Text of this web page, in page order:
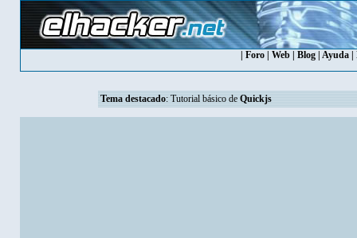
Foro Web Blog Ayuda
Tema destacado: Tutorial básico de Quickjs